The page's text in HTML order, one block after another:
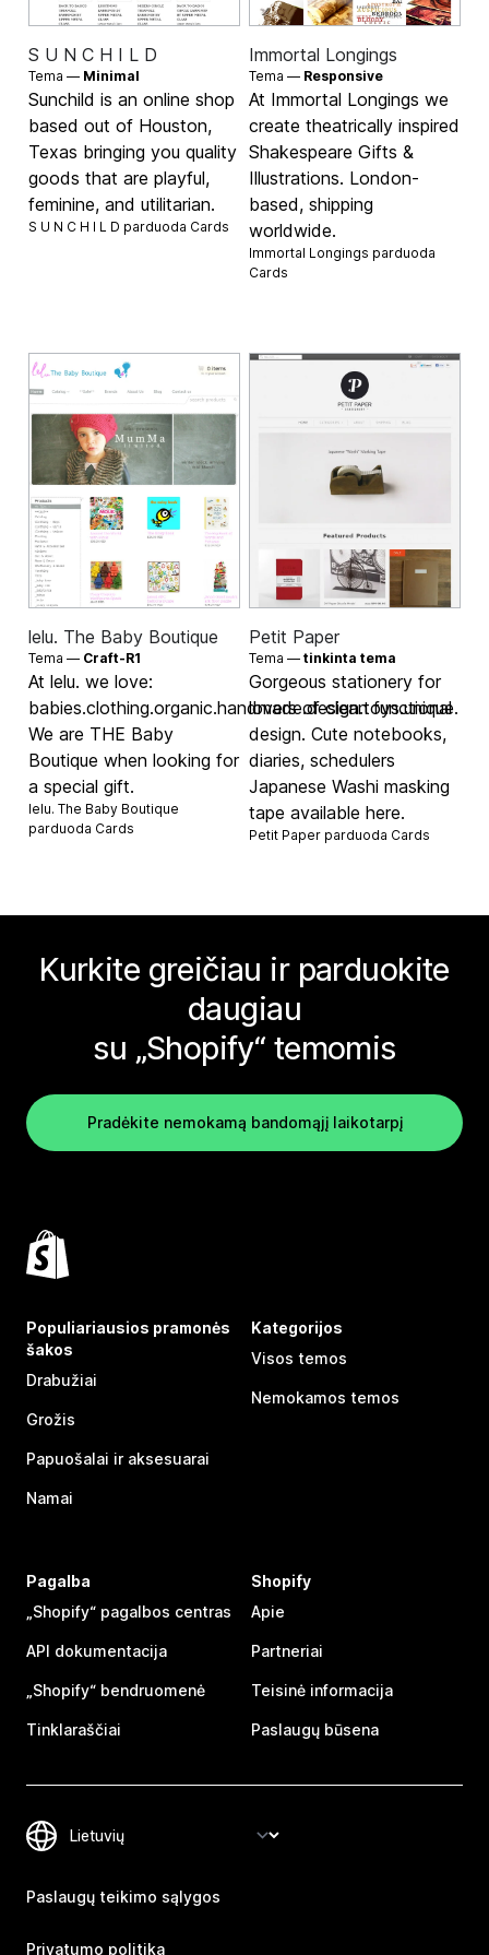
S U N C H I L D
Tema — Minimal
Sunchild is an online shop
based out of Houston,
Texas bringing you quality
goods that are playful,
feminine, and utilitarian.
S U N C H I L D parduoda Cards
Immortal Longings
Tema — Responsive
At Immortal Longings we
create theatrically inspired
Shakespeare Gifts &
Illustrations. London-
based, shipping
worldwide.
Immortal Longings parduoda
Cards
lelu. The Baby Boutique
Tema — Craft-R1
At lelu. we love:
babies.clothing.organic.handmade.design.toys.unique.
We are THE Baby
Boutique when looking for
a special gift.
lelu. The Baby Boutique
parduoda Cards
Petit Paper
Tema — tinkinta tema
Gorgeous stationery for
lovers of clean functional
design. Cute notebooks,
diaries, schedulers
Japanese Washi masking
tape available here.
Petit Paper parduoda Cards
Kurkite greičiau ir parduokite
daugiau
su „Shopify“ temomis
Pradėkite nemokamą bandomąjį laikotarpį
Populiariausios pramonės
šakos
Drabužiai
Grožis
Papuošalai ir aksesuarai
Namai
Kategorijos
Visos temos
Nemokamos temos
Pagalba
„Shopify“ pagalbos centras
API dokumentacija
„Shopify“ bendruomenė
Tinklaraščiai
Shopify
Apie
Partneriai
Teisinė informacija
Paslaugų būsena
Paslaugų teikimo sąlygos
Privatumo politika